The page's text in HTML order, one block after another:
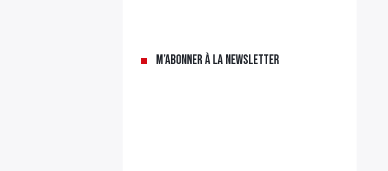
M’abonner à la newsletter